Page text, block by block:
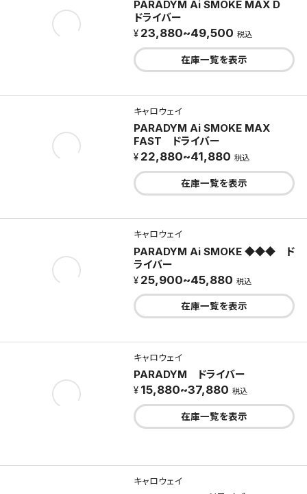
PARADYM Ai SMOKE MAX D
ドライバー
23,880~49,500 税込
在庫一覧を表示
キャロウェイ
PARADYM Ai SMOKE MAX
FAST ドライバー
22,880~41,880 税込
在庫一覧を表示
キャロウェイ
PARADYM Ai SMOKE ◆◆◆ ド
ライバー
25,900~45,880 税込
在庫一覧を表示
キャロウェイ
PARADYM ドライバー
15,880~37,880 税込
在庫一覧を表示
キャロウェイ